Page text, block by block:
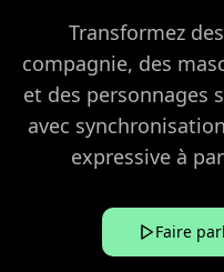
Transformez
compagnie, des
et des personnages
avec
expressive à
Faire